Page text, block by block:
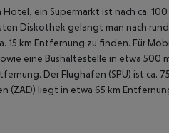
ein Supermarkt ist nach ca.
Diskothek gelangt man nach
km Entfernung zu finden. Für
eine Bushaltestelle in etwa 500
Der Flughafen (SPU) ist ca.
(ZAD) liegt in etwa 65 km